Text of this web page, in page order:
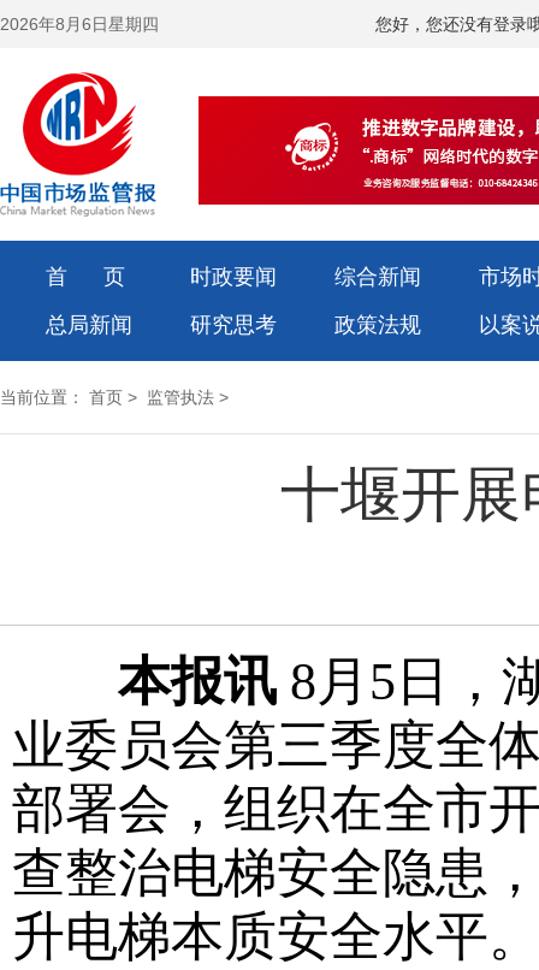
2026年8月6日星期四 您好，您还没有登录
首 页 时政要闻 综合新闻
市场
总局新闻
研究思考 政策法规 以案
当前位置： 首页 > 监管执法 >
十堰开展
本报讯 8月5日，
业委员会第三季度全
部署会，组织在全市
查整治电梯安全隐患
升电梯本质安全水平